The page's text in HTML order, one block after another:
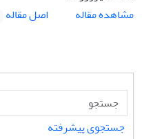
مشاهده مقاله
اصل مقاله
جستجوی پیشرفته